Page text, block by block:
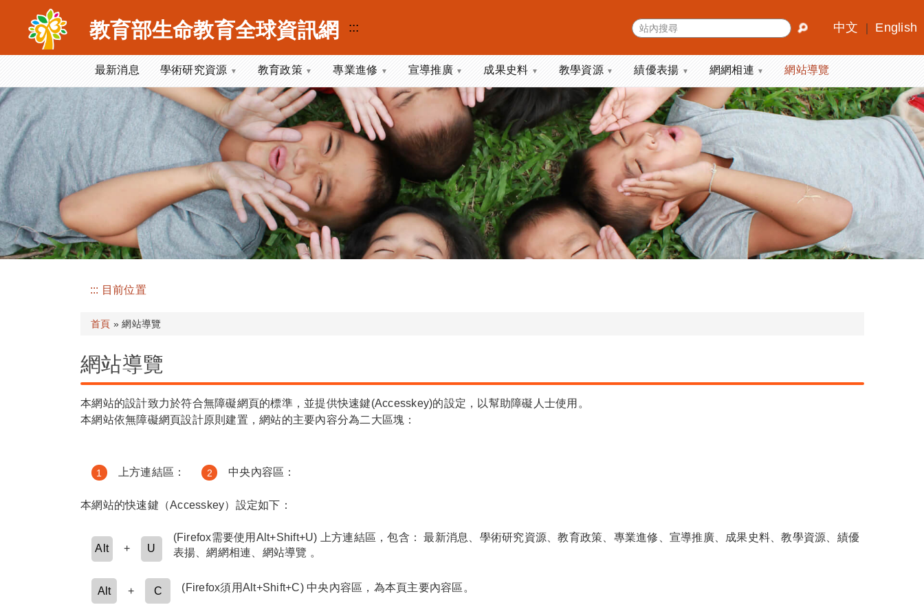
要
容
區
塊
中文 English
教育部生命教育全球資訊網 :::
最新消息 學術研究資源 教育政策 專業進修 宣導推廣 成果史料 教學資源 績優表揚 網網相連 網站導覽
::: 目前位置
首頁 » 網站導覽
網站導覽
本網站的設計致力於符合無障礙網頁的標準，並提供快速鍵(Accesskey)的設定，以幫助障礙人士使用。
本網站依無障礙網頁設計原則建置，網站的主要內容分為二大區塊：
1 上方連結區： 2 中央內容區：
本網站的快速鍵（Accesskey）設定如下：
Alt + U
(Firefox需要使用Alt+Shift+U) 上方連結區，包含： 最新消息、學術研究資源、教育政策、專業進修、宣導推廣、成果史料、教學資源、績優
表揚、網網相連、網站導覽 。
Alt + C (Firefox須用Alt+Shift+C) 中央內容區，為本頁主要內容區。